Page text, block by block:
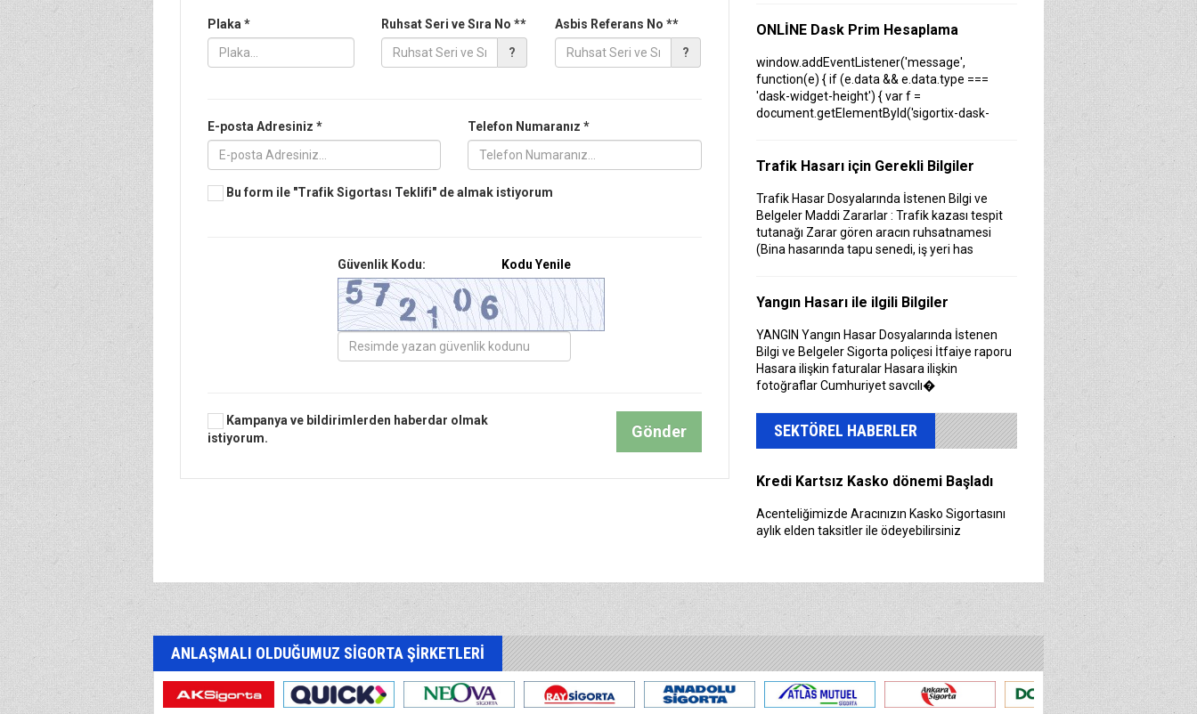
Plaka *
Ruhsat Seri ve Sıra No **
?
Asbis Referans No **
?
E-posta Adresiniz * Telefon Numaranız *
Bu form ile "Trafik Sigortası Teklifi" de almak istiyorum
Güvenlik Kodu: Kodu Yenile
Kampanya ve bildirimlerden haberdar olmak
istiyorum.
Gönder
ONLİNE Dask Prim Hesaplama
window.addEventListener('message',
function(e) { if (e.data && e.data.type ===
'dask-widget-height') { var f =
document.getElementById('sigortix-dask-
Trafik Hasarı için Gerekli Bilgiler
Trafik Hasar Dosyalarında İstenen Bilgi ve
Belgeler Maddi Zararlar : Trafik kazası tespit
tutanağı Zarar gören aracın ruhsatnamesi
(Bina hasarında tapu senedi, iş yeri has
Yangın Hasarı ile ilgili Bilgiler
YANGIN Yangın Hasar Dosyalarında İstenen
Bilgi ve Belgeler Sigorta poliçesi İtfaiye raporu
Hasara ilişkin faturalar Hasara ilişkin
fotoğraflar Cumhuriyet savcılı�
SEKTÖREL HABERLER
Gücü
www.sigortix.com Web Sitesi 01.10.2014 tarihi
itibarı ile yayına başlamıştır. Müşterileri Sigorta
Acentelerini neden tercih etmeleri gerektiği
konusunda bilgilendiren ve Sitedeki &Uu
Ödeme
Acentelğimizde sağlık sigortınızı elden
taksitlerle ödeyebilirsiniz
Kredi Kartsız Kasko dönemi Başladı
Acenteliğimizde Aracınızın Kasko Sigortasını
Sompo Sigorta; aylık 30 TL’den başlayan
fiyatlarla çalınma, çarpışma, yanma
teminatlarını ve asistans hizmetlerini
kapsayan yeni ürünü Aylık Kasko’yu;
Güneş Sigorta İlk 3 Ayda 147,8 Milyon
Net Kar Açıkladı.
ANLAŞMALI OLDUĞUMUZ SİGORTA ŞİRKETLERİ